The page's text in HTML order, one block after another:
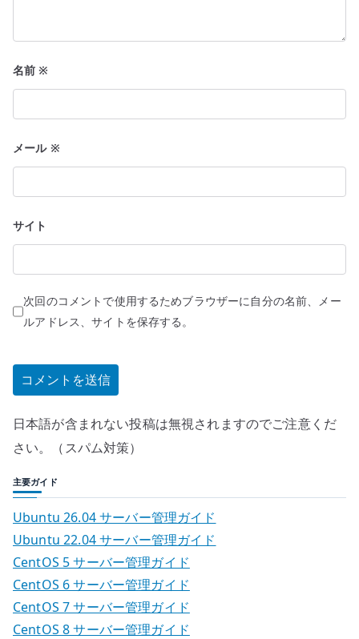
名前※
メール ※
サイト
次回のコメントで使用するためブラウザーに自分の名前、メー
ルアドレス、サイトを保存する。
日本語が含まれない投稿は無視されますのでご注意くだ
さい。（スパム対策）
主要ガイド
Ubuntu 26.04 サーバー管理ガイド
Ubuntu 22.04 サーバー管理ガイド
CentOS 5 サーバー管理ガイド
CentOS 6 サーバー管理ガイド
CentOS 7 サーバー管理ガイド
CentOS 8 サーバー管理ガイド